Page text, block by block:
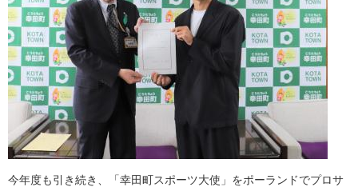
今年度も引き続き、「幸田町スポーツ大使」をポーランドでプロサ